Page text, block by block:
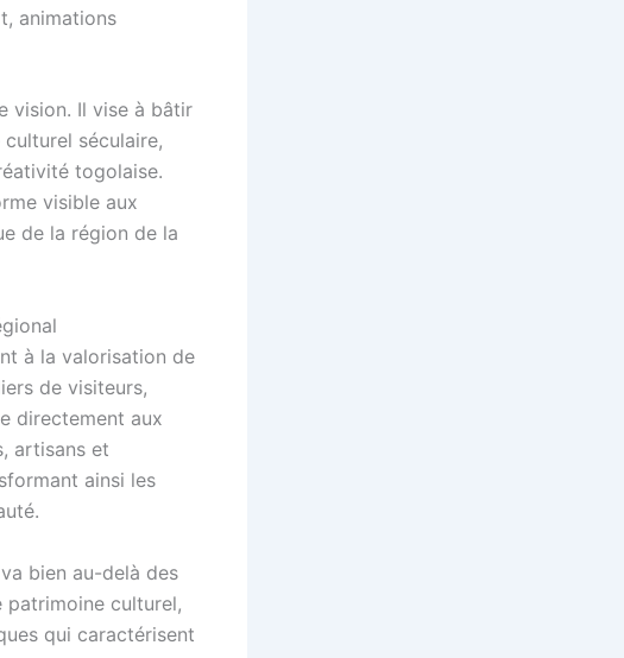
animations
vision. Il vise à bâtir
séculaire,
togolaise.
visible aux
de la région de la
à la valorisation de
de visiteurs,
directement aux
artisans et
ainsi les
bien au-delà des
patrimoine culturel,
qui caractérisent